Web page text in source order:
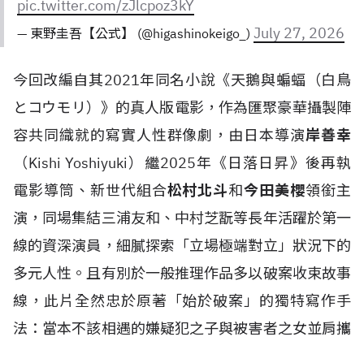
pic.twitter.com/zJlcpoz3kY
— 東野圭吾【公式】 (@higashinokeigo_) July 27, 2026
今回改編自其2021年同名小說《天鵝與蝙蝠（白鳥
とコウモリ）》的真人版電影，作為匯聚豪華攝製陣
容共同織就的寫實人性群像劇，由日本導演岸善幸
（Kishi Yoshiyuki）繼2025年《日落日昇》後再執
電影導筒、新世代組合松村北斗和今田美櫻領銜主
演，同場集結三浦友和、中村芝翫等長年活躍於第一
線的資深演員，細膩探索「立場極端對立」狀況下的
多元人性。且有別於一般推理作品多以破案收束故事
線，此片全然忠於原著「始於破案」的獨特寫作手
法：當本不該相遇的嫌疑犯之子與被害者之女並肩攜